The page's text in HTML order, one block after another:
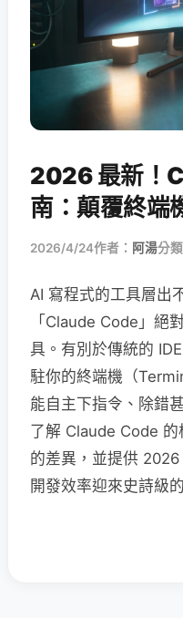
2026 最新！
南：顛覆終端
2026/4/24作者： 阿湯分類
AI 寫程式的工具層出
「Claude Code」絕
具。有別於傳統的
駐你的終端機（
能自主下指令、除錯
了解 Claude Code
的差異，並提供
開發效率迎來史詩級